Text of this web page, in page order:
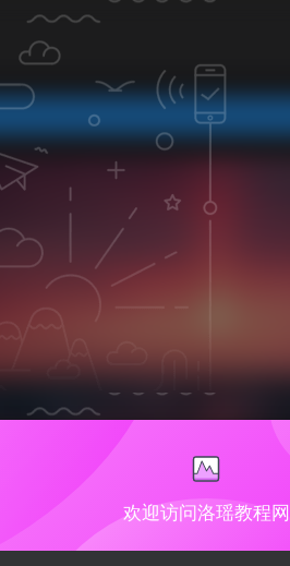
开或用户上传，希望能帮到正在学习的你
开或用户上传，希望能帮到正在学习的你
欢迎访问洛瑶教程网